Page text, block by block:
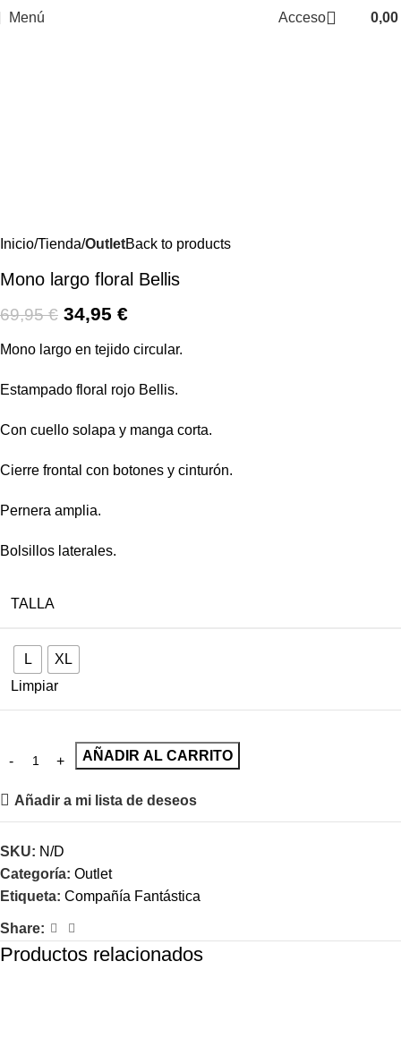
Menú Acceso 0,00
-50%
Inicio Tienda OutletBack to products
Mono largo floral Bellis
69,95€ 34,95 €
Mono largo en tejido circular.
Estampado floral rojo Bellis.
Con cuello solapa y manga corta.
Cierre frontal con botones y cinturón.
Pernera amplia.
Bolsillos laterales.
TALLA
L
XL
Limpiar
AÑADIR AL CARRITO
Añadir a mi lista de deseos
SKU: N/D
Categoría: Outlet
Etiqueta: Compañía Fantástica
Share:
Productos relacionados
-60%
-60%
-60%
-60%
-60%
-60%
-60%
-60%